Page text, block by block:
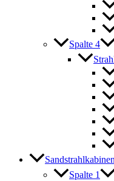
Spalte 4
Spalte 1